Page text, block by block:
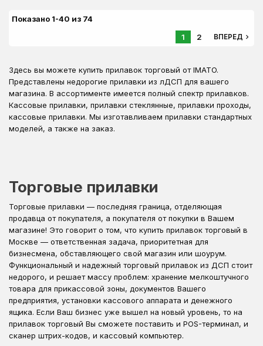
Показано 1-40 из 74
1
2 ВПЕРЕД navigate_next
Здесь вы можете купить прилавок торговый от IMATO.
Представлены недорогие прилавки из лДСП для вашего
магазина. В ассортименте имеется полный спектр прилавков.
Кассовые прилавки, прилавки стеклянные, прилавки проходы,
кассовые прилавки. Мы изготавливаем прилавки стандартных
моделей, а также на заказ.
Торговые прилавки
Торговые прилавки — последняя граница, отделяющая
продавца от покупателя, а покупателя от покупки в Вашем
магазине! Это говорит о том, что купить прилавок торговый в
Москве — ответственная задача, приоритетная для
бизнесмена, обставляющего свой магазин или шоурум.
Функциональный и надежный торговый прилавок из ДСП стоит
недорого, и решает массу проблем: хранение мелкоштучного
товара для прикассовой зоны, документов Вашего
предприятия, установки кассового аппарата и денежного
ящика. Если Ваш бизнес уже вышел на новый уровень, то на
прилавок торговый Вы сможете поставить и POS-терминал, и
сканер штрих-кодов, и кассовый компьютер.